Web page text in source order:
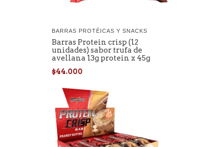
BARRAS PROTÉICAS Y SNACKS
Barras Protein crisp (12
unidades) sabor trufa de
avellana 13g protein x 45g
$44.000